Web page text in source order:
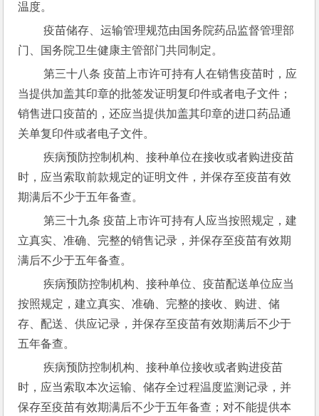
温度。
疫苗储存、运输管理规范由国务院药品监督管理部
门、国务院卫生健康主管部门共同制定。
第三十八条 疫苗上市许可持有人在销售疫苗时，应
当提供加盖其印章的批签发证明复印件或者电子文件；
销售进口疫苗的，还应当提供加盖其印章的进口药品通
关单复印件或者电子文件。
疾病预防控制机构、接种单位在接收或者购进疫苗
时，应当索取前款规定的证明文件，并保存至疫苗有效
期满后不少于五年备查。
第三十九条 疫苗上市许可持有人应当按照规定，建
立真实、准确、完整的销售记录，并保存至疫苗有效期
满后不少于五年备查。
疾病预防控制机构、接种单位、疫苗配送单位应当
按照规定，建立真实、准确、完整的接收、购进、储
存、配送、供应记录，并保存至疫苗有效期满后不少于
五年备查。
疾病预防控制机构、接种单位接收或者购进疫苗
时，应当索取本次运输、储存全过程温度监测记录，并
保存至疫苗有效期满后不少于五年备查；对不能提供本